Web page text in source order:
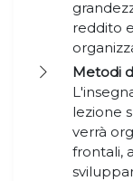
reddito
Metodi
lezione
verrà
frontali,